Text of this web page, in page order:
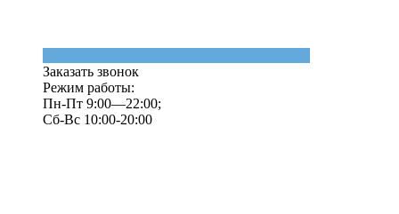
Заказать звонок
Режим работы:
Пн-Пт 9:00—22:00;
Сб-Вс 10:00-20:00